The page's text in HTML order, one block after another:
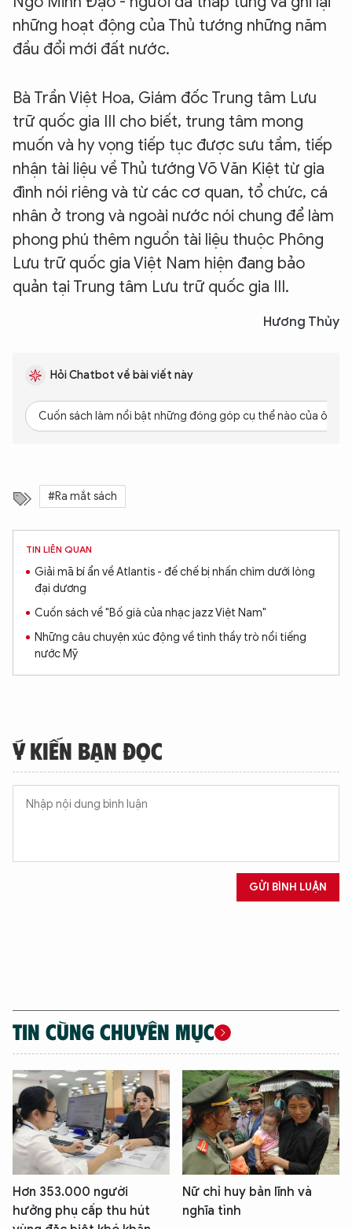
những hoạt động của Thủ tướng những năm
đầu đổi mới đất nước.
Bà Trần Việt Hoa, Giám đốc Trung tâm Lưu
trữ quốc gia III cho biết, trung tâm mong
muốn và hy vọng tiếp tục được sưu tầm, tiếp
nhận tài liệu về Thủ tướng Võ Văn Kiệt từ gia
đình nói riêng và từ các cơ quan, tổ chức, cá
nhân ở trong và ngoài nước nói chung để làm
phong phú thêm nguồn tài liệu thuộc Phông
Lưu trữ quốc gia Việt Nam hiện đang bảo
quản tại Trung tâm Lưu trữ quốc gia III.
Hương Thủy
Hỏi Chatbot về bài viết này
Cuốn sách làm nổi bật những đóng góp cụ thể nào của ông
#Ra mắt sách
TIN LIÊN QUAN
Giải mã bí ẩn về Atlantis - đế chế bị nhấn chìm dưới lòng
đại dương
Cuốn sách về "Bố già của nhạc jazz Việt Nam"
Những câu chuyện xúc động về tình thầy trò nổi tiếng
nước Mỹ
Ý KIẾN BẠN ĐỌC
GỬI BÌNH LUẬN
TIN CÙNG CHUYÊN MỤC
Hơn 353.000 người
hưởng phụ cấp thu hút
Nữ chỉ huy bản lĩnh và
nghĩa tình
XIN CHÀO,
An Ninh Thủ Đô nhé. Tôi sẵn sàng hỗ trợ!